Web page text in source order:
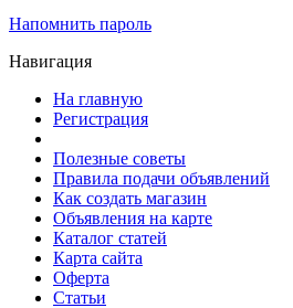
Напомнить пароль
Навигация
На главную
Регистрация
Полезные советы
Правила подачи объявлений
Как создать магазин
Объявления на карте
Каталог статей
Карта сайта
Оферта
Статьи